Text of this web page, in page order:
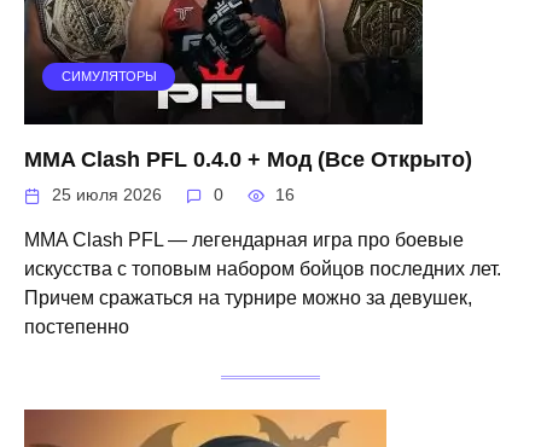
СИМУЛЯТОРЫ
MMA Clash PFL 0.4.0 + Мод (Все Открыто)
25 июля 2026 0 16
MMA Clash PFL — легендарная игра про боевые
искусства с топовым набором бойцов последних лет.
Причем сражаться на турнире можно за девушек,
постепенно